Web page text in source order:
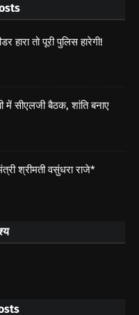
हारा तो पूरी पुलिस हारेगी!
में सीएलजी बैठक, शांति बनाए
श्रीमती वसुंधरा राजे*